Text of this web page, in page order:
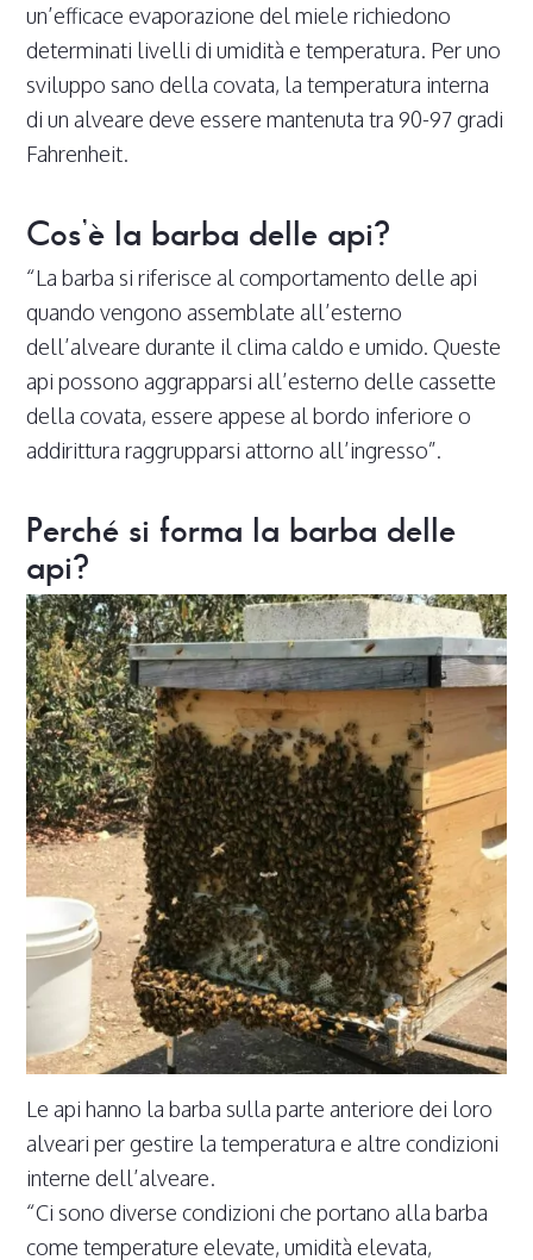
un’efficace evaporazione del miele richiedono
determinati livelli di umidità e temperatura. Per uno
sviluppo sano della covata, la temperatura interna
di un alveare deve essere mantenuta tra 90-97 gradi
Fahrenheit.
Cos’è la barba delle api?
“La barba si riferisce al comportamento delle api
quando vengono assemblate all’esterno
dell’alveare durante il clima caldo e umido. Queste
api possono aggrapparsi all’esterno delle cassette
della covata, essere appese al bordo inferiore o
addirittura raggrupparsi attorno all’ingresso”.
Perché si forma la barba delle
api?
Le api hanno la barba sulla parte anteriore dei loro
alveari per gestire la temperatura e altre condizioni
interne dell’alveare.
“Ci sono diverse condizioni che portano alla barba
come temperature elevate, umidità elevata,